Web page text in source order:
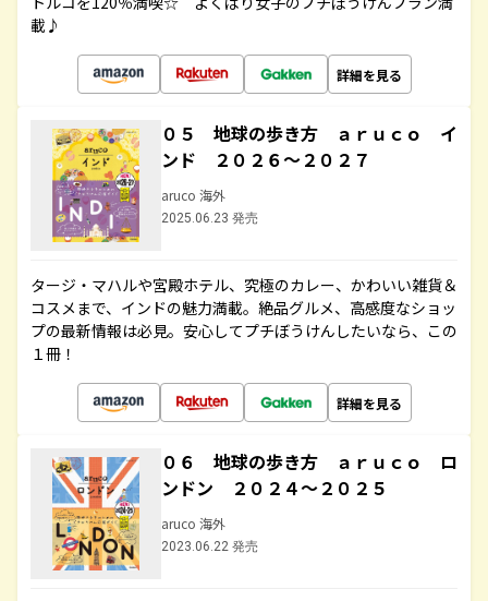
載♪
詳細を見る
０５ 地球の歩き方 ａｒｕｃｏ イ
ンド ２０２６～２０２７
aruco 海外
2025.06.23 発売
タージ・マハルや宮殿ホテル、究極のカレー、かわいい雑貨＆
コスメまで、インドの魅力満載。絶品グルメ、高感度なショッ
プの最新情報は必見。安心してプチぼうけんしたいなら、この
１冊！
詳細を見る
０６ 地球の歩き方 ａｒｕｃｏ ロ
ンドン ２０２４～２０２５
aruco 海外
2023.06.22 発売